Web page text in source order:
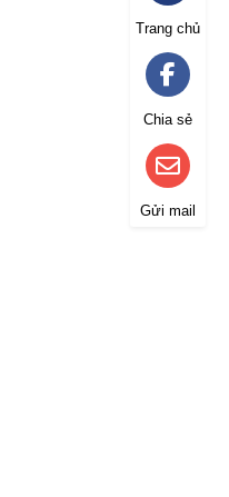
Trang chủ
Chia sẻ
Gửi mail